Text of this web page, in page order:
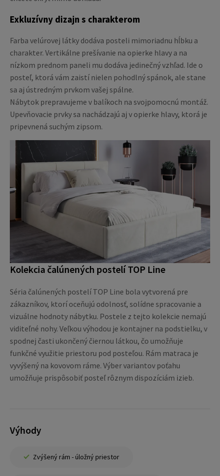
Exkluzívny dizajn s charakterom
Farba velúrovej látky dodáva posteli mimoriadnu hĺbku a
charakter. Vertikálne prešívanie na opierke hlavy a na
nízkom prednom paneli mu dodáva jedinečný vzhľad. Ide o
posteľ, ktorá vám zaistí nielen pohodlný spánok, ale stane
sa aj ústredným prvkom vašej spálne.
Nábytok prepravujeme v balíkoch na svojpomocnú montáž.
Upevňovacie prvky sa nachádzajú aj v opierke hlavy, ktorá je
pripevnená suchým zipsom.
Kolekcia čalúnených postelí TOP Line
Séria čalúnených postelí TOP Line bola vytvorená pre
zákazníkov, ktorí oceňujú odolnosť, solídne spracovanie a
vizuálne hodnoty nábytku. Postele z tejto kolekcie nemajú
viditeľné nohy. Veľkou výhodou je kontajner na podstielku, v
spodnej časti ukončený čiernou látkou, čo umožňuje
funkčné využitie priestoru pod posteľou. Rám matraca je
vyvýšený na kovovom ráme. Výber variantov poťahu
umožňuje prispôsobiť posteľ rôznym dispozíciám izieb.
Výhody
Zvýšený rám - úložný priestor